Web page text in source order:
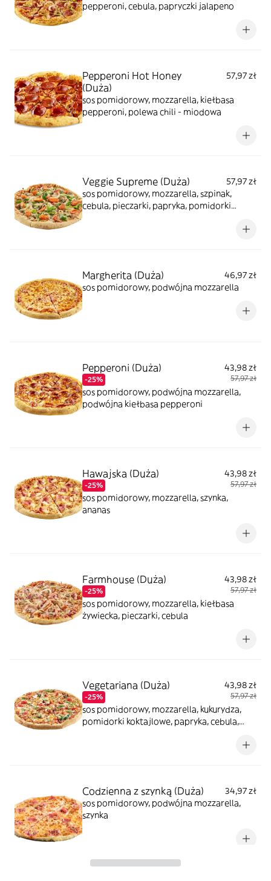
pepperoni, cebula, papryczki jalapeno
Pepperoni Hot Honey
(Duża)
57,97 zł
sos pomidorowy, mozzarella, kiełbasa
pepperoni, polewa chili - miodowa
Veggie Supreme (Duża)
57,97 zł
sos pomidorowy, mozzarella, szpinak,
cebula, pieczarki, papryka, pomidorki
Margherita (Duża)
46,97 zł
sos pomidorowy, podwójna mozzarella
Pepperoni (Duża)
-25%
43,98 zł
57,97 zł
sos pomidorowy, podwójna mozzarella,
podwójna kiełbasa pepperoni
Hawajska (Duża)
-25%
43,98 zł
57,97 zł
sos pomidorowy, mozzarella, szynka,
ananas
Farmhouse (Duża)
-25%
43,98 zł
57,97 zł
sos pomidorowy, mozzarella, kiełbasa
żywiecka, pieczarki, cebula
Vegetariana (Duża)
-25%
43,98 zł
57,97 zł
sos pomidorowy, mozzarella, kukurydza,
pomidorki koktajlowe, papryka, cebula,
Codzienna z szynką (Duża)
34,97 zł
sos pomidorowy, podwójna mozzarella,
szynka